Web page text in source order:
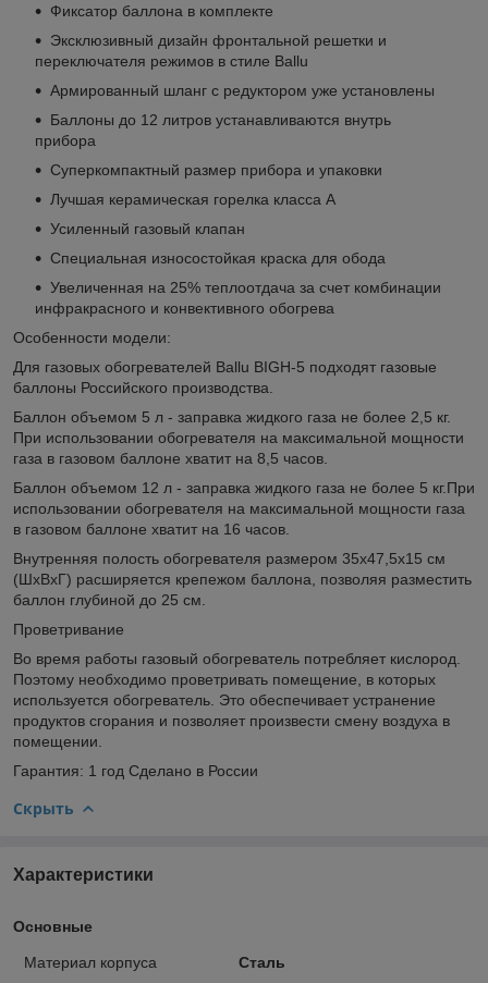
Фиксатор баллона в комплекте
Эксклюзивный дизайн фронтальной решетки и
переключателя режимов в стиле Ballu
Армированный шланг с редуктором уже установлены
Баллоны до 12 литров устанавливаются внутрь
прибора
Суперкомпактный размер прибора и упаковки
Лучшая керамическая горелка класса А
Усиленный газовый клапан
Специальная износостойкая краска для обода
Увеличенная на 25% теплоотдача за счет комбинации
инфракрасного и конвективного обогрева
Особенности модели:
Для газовых обогревателей Ballu BIGH-5 подходят газовые
баллоны Российского производства.
Баллон объемом 5 л - заправка жидкого газа не более 2,5 кг.
При использовании обогревателя на максимальной мощности
газа в газовом баллоне хватит на 8,5 часов.
Баллон объемом 12 л - заправка жидкого газа не более 5 кг.При
использовании обогревателя на максимальной мощности газа
в газовом баллоне хватит на 16 часов.
Внутренняя полость обогревателя размером 35х47,5х15 см
(ШхВхГ) расширяется крепежом баллона, позволяя разместить
баллон глубиной до 25 см.
Проветривание
Во время работы газовый обогреватель потребляет кислород.
Поэтому необходимо проветривать помещение, в которых
используется обогреватель. Это обеспечивает устранение
продуктов сгорания и позволяет произвести смену воздуха в
помещении.
Гарантия: 1 год Сделано в России
Скрыть
Характеристики
Основные
Материал корпуса Сталь